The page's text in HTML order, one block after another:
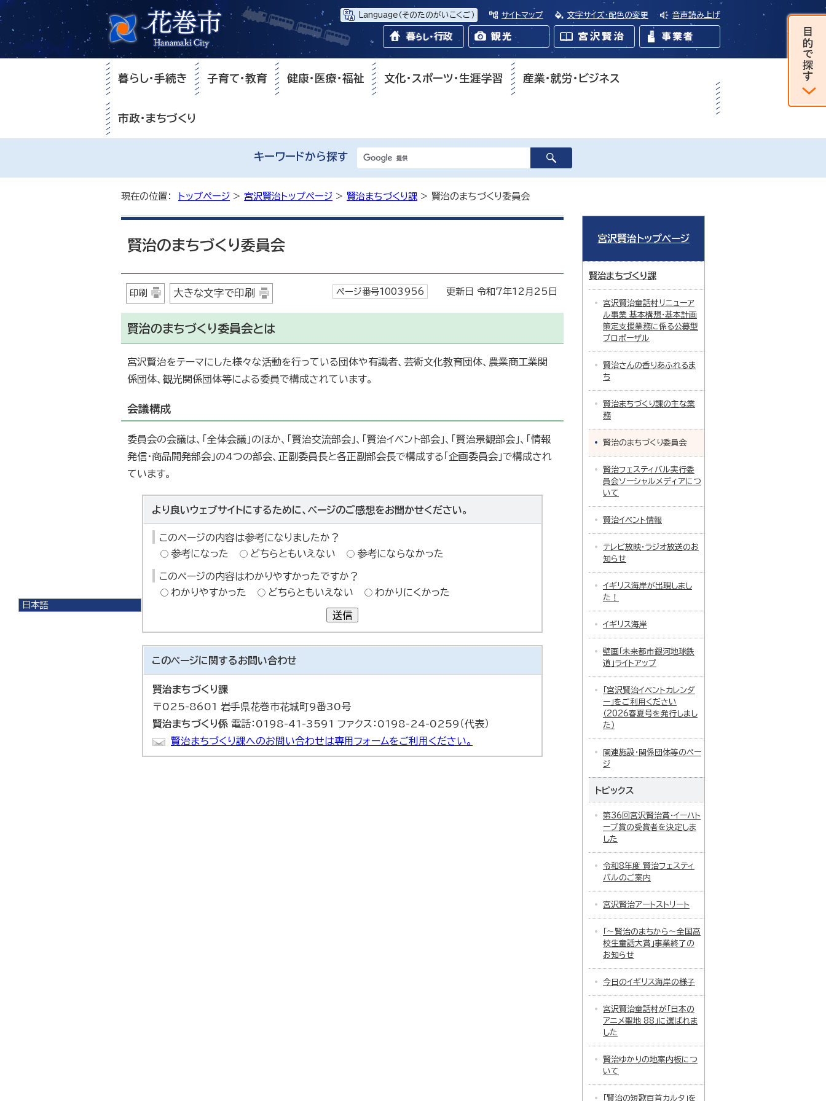
Language （そのたのがいこくご） サイトマップ 文字サイズ・配色の変更 音声読み上げ
日本語
暮らし・手続き 子育て・教育 健康・医療・福祉 文化・スポーツ・生涯学習 産業・就労・ビジネス
市政・まちづくり
キーワードから探す
現在の位置： トップページ > 宮沢賢治トップページ > 賢治まちづくり課 > 賢治のまちづくり委員会
賢治のまちづくり委員会
印刷 大きな文字で印刷 ページ番号1003956 更新日 令和7年12月25日
賢治のまちづくり委員会とは
宮沢賢治をテーマにした様々な活動を行っている団体や有識者、芸術文化教育団体、農業商工業関
係団体、観光関係団体等による委員で構成されています。
会議構成
委員会の会議は、「全体会議」のほか、「賢治交流部会」、「賢治イベント部会」、「賢治景観部会」、「情報
発信・商品開発部会」の4つの部会、正副委員長と各正副部会長で構成する「企画委員会」で構成され
ています。
より良いウェブサイトにするために、ページのご感想をお聞かせください。
このページの内容は参考になりましたか？
参考になった
どちらともいえない 参考にならなかった
このページの内容はわかりやすかったですか？
わかりやすかった
どちらともいえない わかりにくかった
送信
このページに関するお問い合わせ
賢治まちづくり課
〒025-8601 岩手県花巻市花城町9番30号
賢治まちづくり係 電話：0198-41-3591 ファクス：0198-24-0259（代表）
賢治まちづくり課へのお問い合わせは専用フォームをご利用ください。
宮沢賢治トップページ
賢治まちづくり課
宮沢賢治童話村リニューア
ル事業 基本構想・基本計画
策定支援業務に係る公募型
プロポーザル
賢治さんの香りあふれるま
ち
賢治まちづくり課の主な業
務
賢治のまちづくり委員会
賢治フェスティバル実行委
員会ソーシャルメディアにつ
いて
賢治イベント情報
テレビ放映・ラジオ放送のお
知らせ
イギリス海岸が出現しまし
た！
イギリス海岸
壁画「未来都市銀河地球鉄
道」ライトアップ
「宮沢賢治イベントカレンダ
ー」をご利用ください
（2026春夏号を発行しまし
た）
関連施設・関係団体等のペー
ジ
トピックス
第36回宮沢賢治賞・イーハト
ーブ賞の受賞者を決定しま
した
令和8年度 賢治フェスティ
バルのご案内
宮沢賢治アートストリート
「～賢治のまちから～全国高
校生童話大賞」事業終了の
お知らせ
今日のイギリス海岸の様子
宮沢賢治童話村が「日本の
アニメ聖地 88」に選ばれま
した
賢治ゆかりの地案内板につ
いて
「賢治の短歌百首カルタ」を